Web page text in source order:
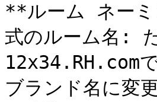
**ルーム ネー
式のルーム名:
12x34.RH.com
ブランド名に変